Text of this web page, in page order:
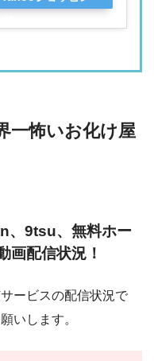
一怖いお化け屋
、9tsu、無料ホー
画配信状況！
ービスの配信状況で
いします。